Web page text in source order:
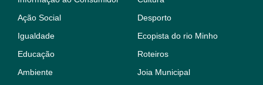
Ação Social
Igualdade
Educação
Ambiente
Desporto
Ecopista do rio Minho
Roteiros
Joia Municipal